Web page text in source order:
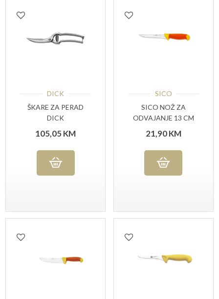
DICK
ŠKARE ZA PERAD
DICK
105,05KM
SICO
SICO NOŽ ZA
ODVAJANJE 13 CM
21,90KM